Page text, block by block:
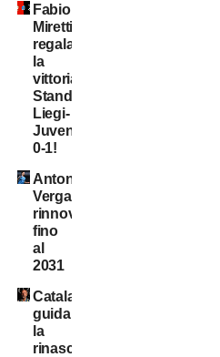
Fabio
Miretti
regala
la
vittoria,
Standard
Liegi-
Juventus
0-1!
Antonio
Vergara,
rinnovo
fino
al
2031
Catalano
guida
la
rinascita